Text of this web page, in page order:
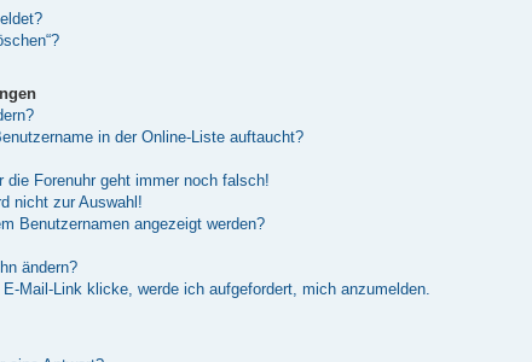
in der Online-Liste auftaucht?
die Forenuhr geht immer noch falsch!
nicht zur Auswahl!
Benutzernamen angezeigt werden?
ändern?
Mail-Link klicke, werde ich aufgefordert, mich anzumelden.